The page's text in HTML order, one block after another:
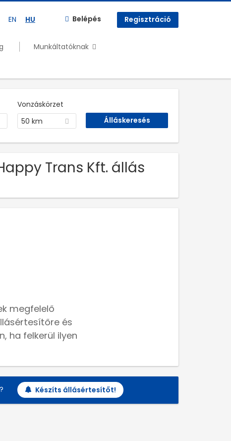
EN HU Belépés Regisztráció
Munkáltatóknak
Vonzáskörzet
50 km
Trans Kft. állás
megfelelő
és
ha felkerül ilyen
Készíts állásértesítőt!